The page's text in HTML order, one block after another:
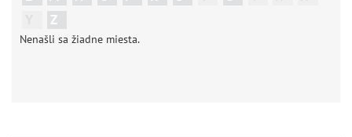
Z
Nenašli sa žiadne miesta.